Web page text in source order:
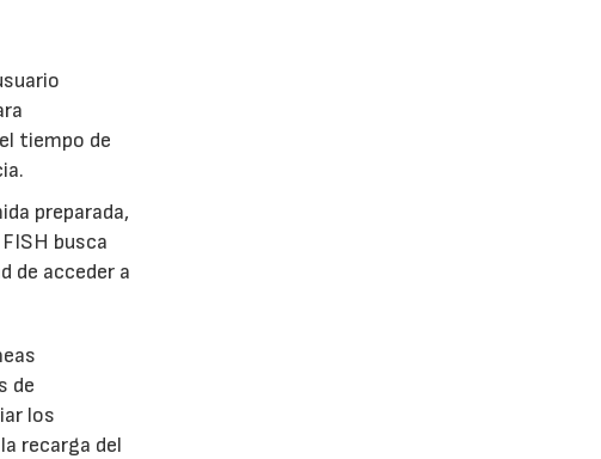
tiempo de
preparada,
busca
de acceder a
de
los
recarga del